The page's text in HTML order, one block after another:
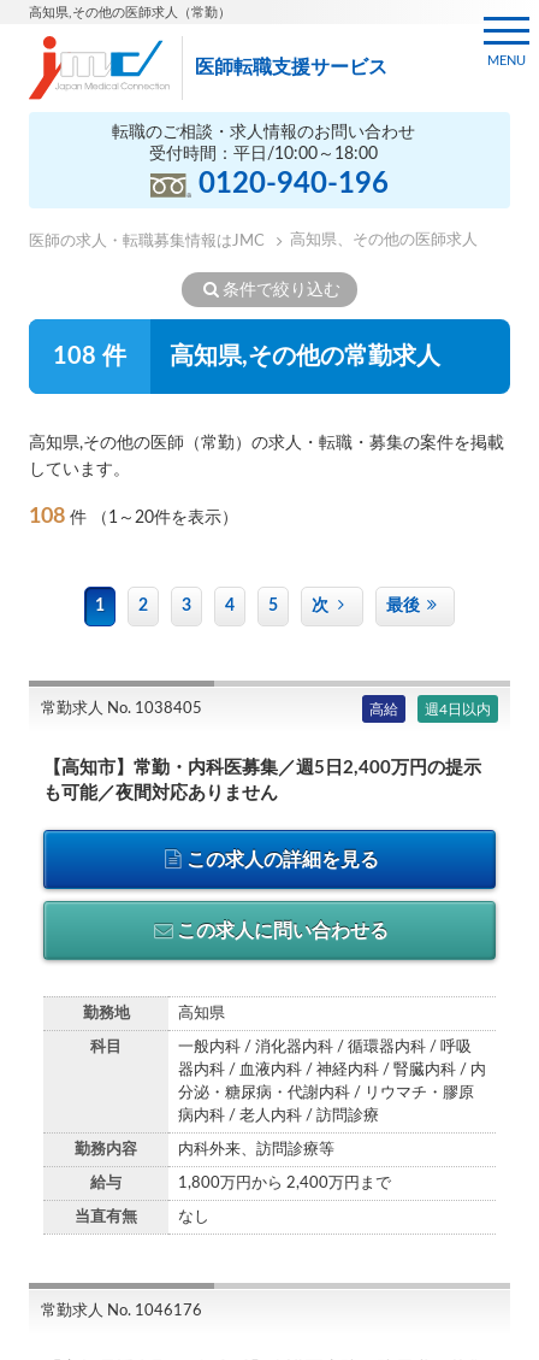
高知県,その他の医師求人（常勤）
医師転職支援サービス
転職のご相談・求人情報のお問い合わせ
受付時間：平日/10:00～18:00
0120-940-196
MENU
医師の求人・転職募集情報はJMC 高知県、その他の医師求人
条件で絞り込む
108 件 高知県,その他の常勤求人
高知県,その他の医師（常勤）の求人・転職・募集の案件を掲載
しています。
108 件 （1～20件を表示）
1 2 3 4 5 次 最後
常勤求人 No. 1038405 高給 週4日以内
【高知市】常勤・内科医募集／週5日2,400万円の提示
も可能／夜間対応ありません
この求人の詳細を見る
この求人に問い合わせる
勤務地 高知県
科目
一般内科 / 消化器内科 / 循環器内科 / 呼吸
器内科 / 血液内科 / 神経内科 / 腎臓内科 / 内
分泌・糖尿病・代謝内科 / リウマチ・膠原
病内科 / 老人内科 / 訪問診療
勤務内容 内科外来、訪問診療等
給与 1,800万円から 2,400万円まで
当直有無 なし
常勤求人 No. 1046176